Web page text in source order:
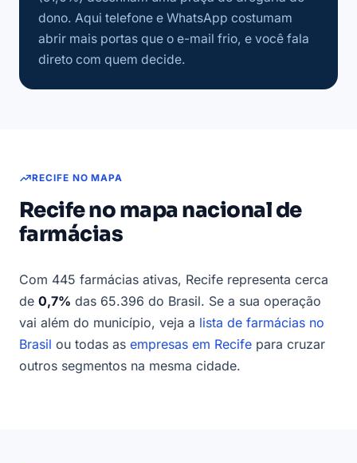
dono. Aqui telefone e WhatsApp costumam
abrir mais portas que o e-mail frio, e você fala
direto com quem decide.
RECIFE NO MAPA
Recife no mapa nacional de
farmácias
Com 445 farmácias ativas, Recife representa cerca
de 0,7% das 65.396 do Brasil. Se a sua operação
vai além do município, veja a lista de farmácias no
Brasil ou todas as empresas em Recife para cruzar
outros segmentos na mesma cidade.